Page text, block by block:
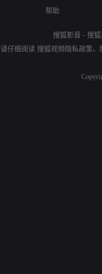
帮助
搜狐影音 - 搜
请仔细阅读 搜狐视频隐私政策、